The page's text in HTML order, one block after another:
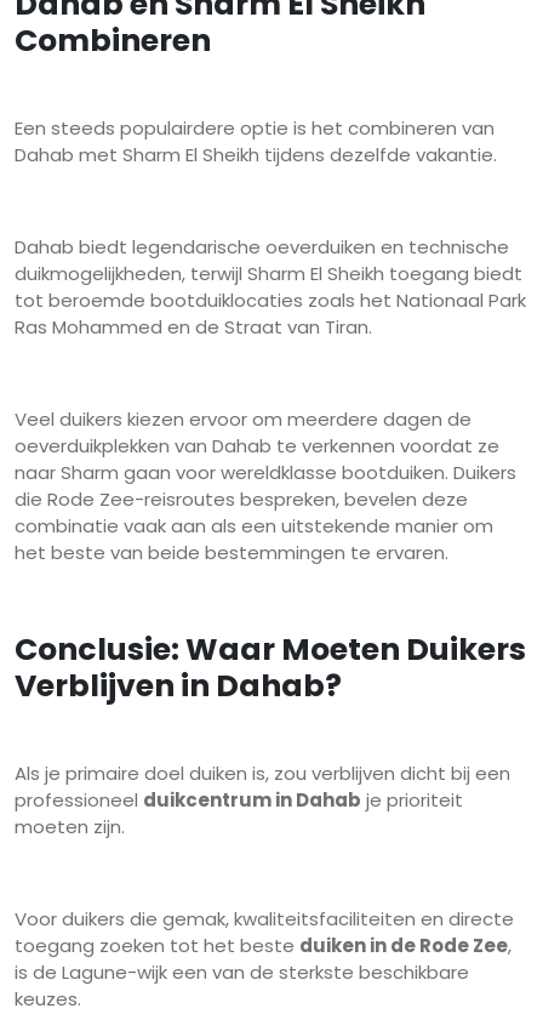
Combineren
Een steeds populairdere optie is het combineren van
Dahab met Sharm El Sheikh tijdens dezelfde vakantie.
Dahab biedt legendarische oeverduiken en technische
duikmogelijkheden, terwijl Sharm El Sheikh toegang biedt
tot beroemde bootduiklocaties zoals het Nationaal Park
Ras Mohammed en de Straat van Tiran.
Veel duikers kiezen ervoor om meerdere dagen de
oeverduikplekken van Dahab te verkennen voordat ze
naar Sharm gaan voor wereldklasse bootduiken. Duikers
die Rode Zee-reisroutes bespreken, bevelen deze
combinatie vaak aan als een uitstekende manier om
het beste van beide bestemmingen te ervaren.
Conclusie: Waar Moeten Duikers
Verblijven in Dahab?
Als je primaire doel duiken is, zou verblijven dicht bij een
professioneel duikcentrum in Dahab je prioriteit
moeten zijn.
Voor duikers die gemak, kwaliteitsfaciliteiten en directe
toegang zoeken tot het beste duiken in de Rode Zee,
is de Lagune-wijk een van de sterkste beschikbare
keuzes.